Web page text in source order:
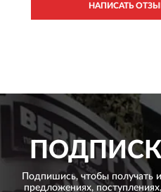
НАПИСАТЬ
Подпишись, чтобы получать
предложениях,